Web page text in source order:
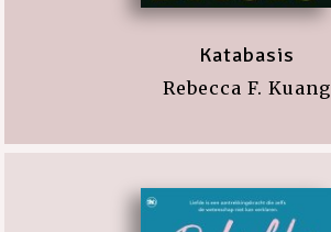
Katabasis
Rebecca F. Kuang